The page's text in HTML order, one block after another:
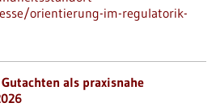
orientierung-im-regulatorik-
als praxisnahe